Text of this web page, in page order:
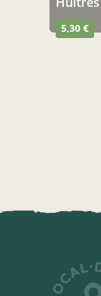
5,30 €